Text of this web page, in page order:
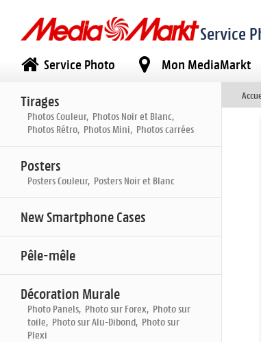
Service
Service Photo Mon MediaMarkt
Tirages
Photos Couleur, Photos Noir et Blanc,
Photos Rétro, Photos Mini, Photos carrées
Posters
Posters Couleur, Posters Noir et Blanc
New Smartphone Cases
Pêle-mêle
Décoration Murale
Photo Panels, Photo sur Forex, Photo sur
toile, Photo sur Alu-Dibond, Photo sur
Plexi